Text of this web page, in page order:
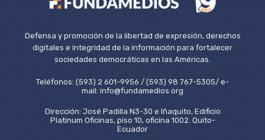
Defensa y promoción de la libertad de expresión, derechos
digitales e integridad de la información para fortalecer
sociedades democráticas en las Américas.
Teléfonos: (593) 2 601-9956 / (593) 98 767-5305/ e-
mail: info@fundamedios.org
Dirección: José Padilla N3-30 e Iñaquito, Edificio
Platinum Oficinas, piso 10, oficina 1002. Quito-
Ecuador